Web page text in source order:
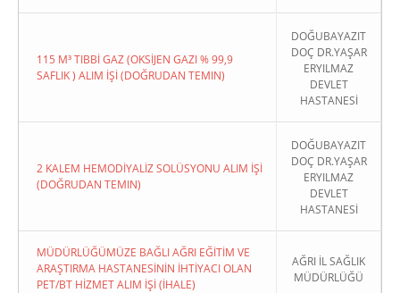
115 M³ TIBBİ GAZ (OKSİJEN GAZI % 99,9
SAFLIK ) ALIM İŞİ (DOĞRUDAN TEMIN)
DOĞUBAYAZIT
DOÇ DR.YAŞAR
ERYILMAZ
DEVLET
HASTANESİ
2 KALEM HEMODİYALİZ SOLÜSYONU ALIM İŞİ
(DOĞRUDAN TEMIN)
DOĞUBAYAZIT
DOÇ DR.YAŞAR
ERYILMAZ
DEVLET
HASTANESİ
MÜDÜRLÜĞÜMÜZE BAĞLI AĞRI EĞİTİM VE
ARAŞTIRMA HASTANESİNİN İHTİYACI OLAN
PET/BT HİZMET ALIM İŞİ (İHALE)
AĞRI İL SAĞLIK
MÜDÜRLÜĞÜ